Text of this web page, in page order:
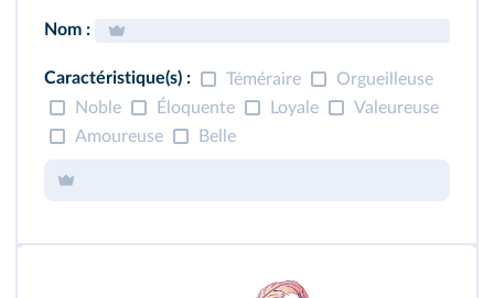
Nom :
Caractéristique(s) : Téméraire
Orgueilleuse
Noble
Éloquente Loyale
Valeureuse
Amoureuse
Belle